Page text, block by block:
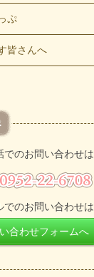
ぷ
皆さんへ
でのお問い合わせは
でのお問い合わせは
合わせフォームへ